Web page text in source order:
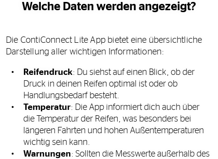
Welche Daten werden angezeigt?
Die ContiConnect Lite App bietet eine übersichtliche
Darstellung aller wichtigen Informationen:
Reifendruck: Du siehst auf einen Blick, ob der
Druck in deinen Reifen optimal ist oder ob
Handlungsbedarf besteht.
Temperatur: Die App informiert dich auch über
die Temperatur der Reifen, was besonders bei
längeren Fahrten und hohen Außentemperaturen
wichtig sein kann.
Warnungen: Sollten die Messwerte außerhalb des